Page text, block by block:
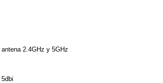
antena 2.4GHz y 5GHz
5dbi